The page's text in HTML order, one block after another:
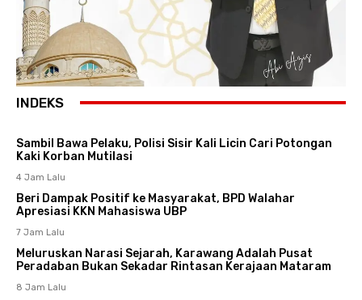
INDEKS
Sambil Bawa Pelaku, Polisi Sisir Kali Licin Cari Potongan
Kaki Korban Mutilasi
4 Jam Lalu
Beri Dampak Positif ke Masyarakat, BPD Walahar
Apresiasi KKN Mahasiswa UBP
7 Jam Lalu
Meluruskan Narasi Sejarah, Karawang Adalah Pusat
Peradaban Bukan Sekadar Rintasan Kerajaan Mataram
8 Jam Lalu